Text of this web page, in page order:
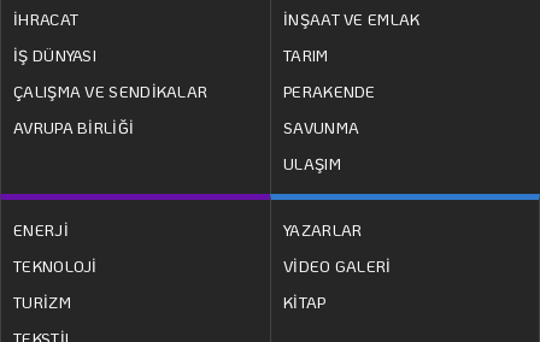
İHRACAT
İŞ DÜNYASI
ÇALIŞMA VE SENDİKALAR
AVRUPA BİRLİĞİ
İNŞAAT VE EMLAK
TARIM
PERAKENDE
SAVUNMA
ULAŞIM
ENERJİ
TEKNOLOJİ
TURİZM
YAZARLAR
VİDEO GALERİ
KİTAP